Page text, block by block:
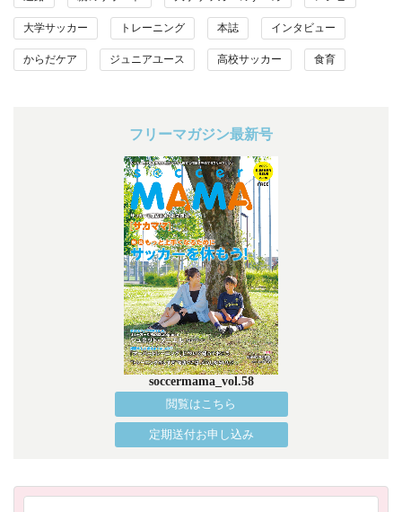
大学サッカー トレーニング 本誌 インタビュー
からだケア ジュニアユース 高校サッカー 食育
フリーマガジン最新号
soccermama_vol.58
閲覧はこちら
定期送付お申し込み